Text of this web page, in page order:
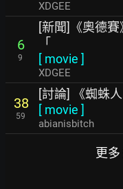
XDGEE
6
9
[新聞]《奧德
「
[ movie ]
XDGEE
38
59
[討論] 《蜘蛛
[ movie ]
abianisbitch
更多